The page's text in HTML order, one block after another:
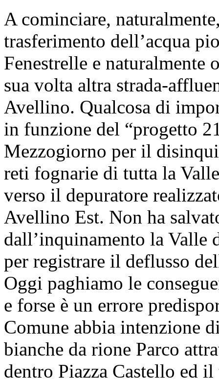
A cominciare,
trasferimento dell’acqua
Fenestrelle e naturalmente
sua volta altra strada-
Avellino. Qualcosa di
in funzione del “progetto
Mezzogiorno per il
reti fognarie di tutta la
verso il depuratore
Avellino Est. Non ha
dall’inquinamento la Valle
per registrare il deflusso
Oggi paghiamo le
e forse è un errore
Comune abbia intenzione
bianche da rione Parco
dentro Piazza Castello ed